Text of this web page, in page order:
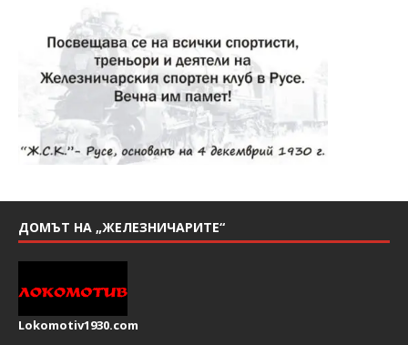
ДОМЪТ НА „ЖЕЛЕЗНИЧАРИТЕ“
Lokomotiv1930.com